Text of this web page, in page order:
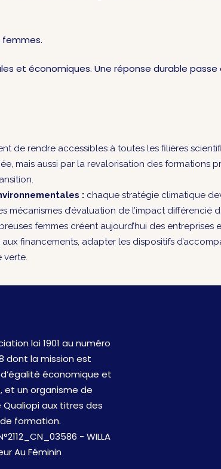
femmes.
et économiques. Une réponse durable
de rendre accessibles à toutes les filières
mais aussi par la revalorisation des formations
: chaque stratégie climatique
d’évaluation de l’impact différencié
femmes créent aujourd’hui des entreprises
financements, adapter les dispositifs
verte.
loi 1901 au numéro
dont la mission est
économique et
et un organisme de
aux titres des
formation.
- WILLA
Au Féminin